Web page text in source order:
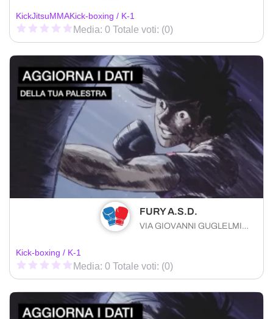
KickJitsuMMAKick-boxing / K-1
Media: 0 Totale voti: (0)
FURY A.S.D.
VIA GIOVANNI GUGLELMINO 70 Tremestieri Etneo (CT) 95030 , Sicilia
Kick-boxing / K-1
Media: 0 Totale voti: (0)